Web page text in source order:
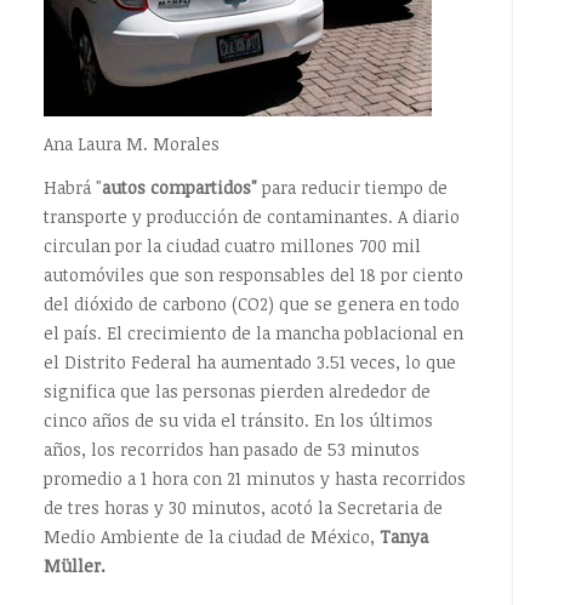
Ana Laura M. Morales
Habrá "autos compartidos"para reducir tiempo de
transporte y producción de contaminantes. A diario
circulan por la ciudad cuatro millones 700 mil
automóviles que son responsables del 18 por ciento
del dióxido de carbono (CO2) que se genera en todo
el país. El crecimiento de la mancha poblacional en
el Distrito Federal ha aumentado 3.51 veces, lo que
significa que las personas pierden alrededor de
cinco años de su vida el tránsito. En los últimos
años, los recorridos han pasado de 53 minutos
promedio a 1 hora con 21 minutos y hasta recorridos
de tres horas y 30 minutos, acotó la Secretaria de
Medio Ambiente de la ciudad de México, Tanya
Müller.